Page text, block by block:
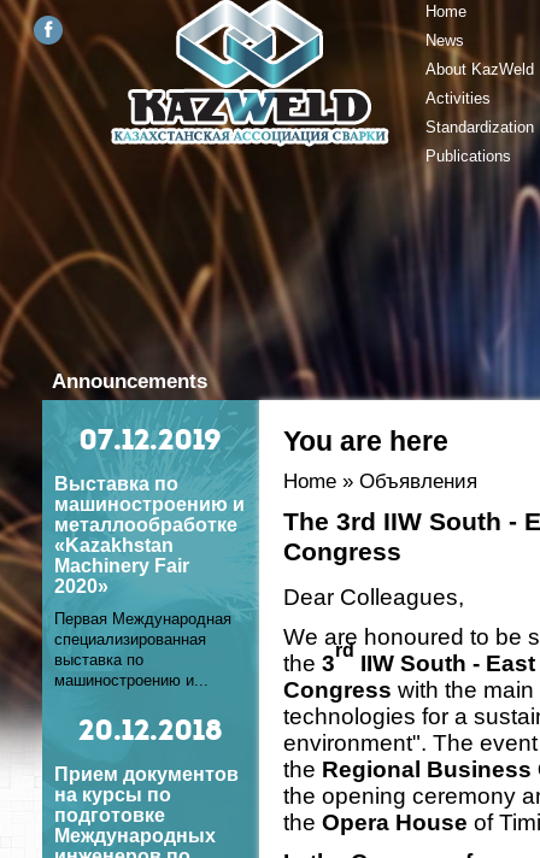
Home
News
About KazWeld
Activities
Standardization
Publications
You are here
Home» Объявления
The 3rd IIW South -
Congress
Dear Colleagues,
We are honoured to be
the 3
rd
IIW South -
Congress with the
technologies for a
environment". The
the Regional Business
the opening ceremony
the Opera House of
Announcements
07.12.2019
Выставка по
машиностроению и
металлообработке
«Kazakhstan
Machinery Fair
2020»
Первая Международная
специализированная
выставка по
машиностроению и...
20.12.2018
Прием документов
на курсы по
подготовке
Международных